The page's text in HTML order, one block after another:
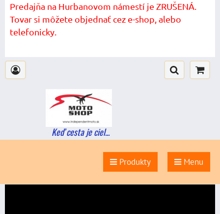
Predajňa na Hurbanovom námestí je ZRUŠENÁ.
Tovar si môžete objednať cez e-shop, alebo
telefonicky.
Keď cesta je ciel...
Produkty Menu